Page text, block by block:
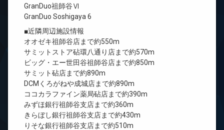
GranDuo祖師谷Ⅵ
GranDuo Soshigaya 6
■近隣周辺施設情報
オオゼキ祖師谷店まで約550m
サミットストア砧環八通り店まで約570m
ビッグ・エー世田谷祖師谷店まで約850m
サミット砧店まで約890m
DCMくろがねや成城店まで約890m
ココカラファイン薬局砧店まで約390m
みずほ銀行祖師谷支店まで約360m
きらぼし銀行祖師谷支店まで約430m
りそな銀行祖師谷支店まで約510m